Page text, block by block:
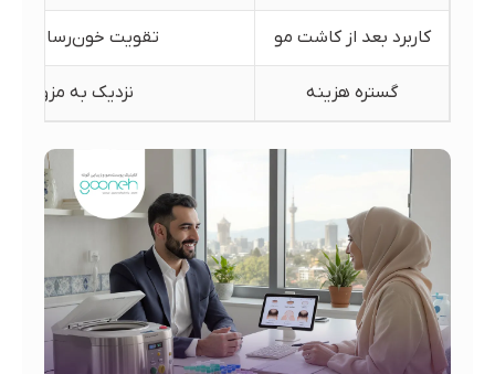
کاربرد بعد از کاشت مو تقویت خون‌رسانی و
گستره هزینه نزدیک به مزو؛